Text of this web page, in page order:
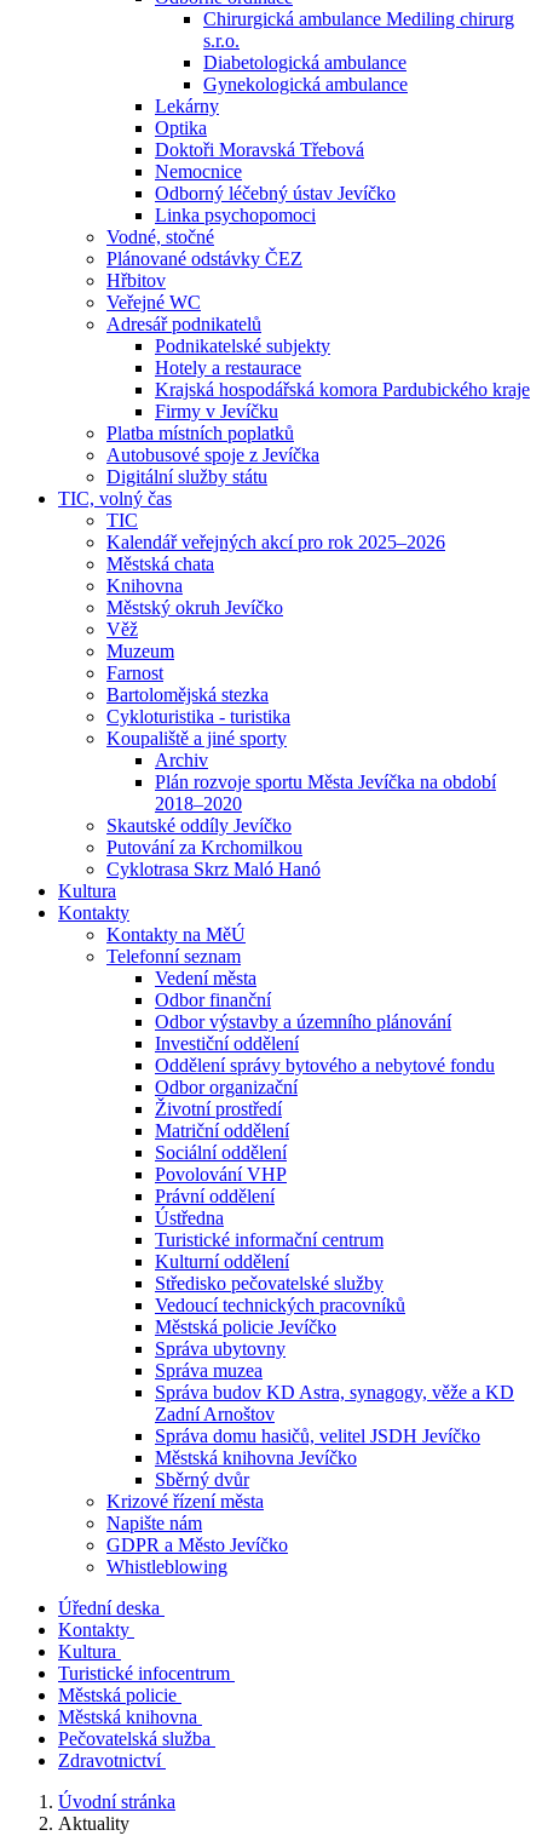
Chirurgická ambulance Mediling chirurg
s.r.o.
Diabetologická ambulance
Gynekologická ambulance
Lekárny
Optika
Doktoři Moravská Třebová
Nemocnice
Odborný léčebný ústav Jevíčko
Linka psychopomoci
Vodné, stočné
Plánované odstávky ČEZ
Hřbitov
Veřejné WC
Adresář podnikatelů
Podnikatelské subjekty
Hotely a restaurace
Krajská hospodářská komora Pardubického kraje
Firmy v Jevíčku
Platba místních poplatků
Autobusové spoje z Jevíčka
Digitální služby státu
TIC, volný čas
TIC
Kalendář veřejných akcí pro rok 2025–2026
Městská chata
Knihovna
Městský okruh Jevíčko
Věž
Muzeum
Farnost
Bartolomějská stezka
Cykloturistika - turistika
Koupaliště a jiné sporty
Archiv
Plán rozvoje sportu Města Jevíčka na období
2018–2020
Skautské oddíly Jevíčko
Putování za Krchomilkou
Cyklotrasa Skrz Maló Hanó
Kultura
Kontakty
Kontakty na MěÚ
Telefonní seznam
Vedení města
Odbor finanční
Odbor výstavby a územního plánování
Investiční oddělení
Oddělení správy bytového a nebytové fondu
Odbor organizační
Životní prostředí
Matriční oddělení
Sociální oddělení
Povolování VHP
Právní oddělení
Ústředna
Turistické informační centrum
Kulturní oddělení
Středisko pečovatelské služby
Vedoucí technických pracovníků
Městská policie Jevíčko
Správa ubytovny
Správa muzea
Správa budov KD Astra, synagogy, věže a KD
Zadní Arnoštov
Správa domu hasičů, velitel JSDH Jevíčko
Městská knihovna Jevíčko
Sběrný dvůr
Krizové řízení města
Napište nám
GDPR a Město Jevíčko
Whistleblowing
Úřední deska
Kontakty
Kultura
Turistické infocentrum
Městská policie
Městská knihovna
Pečovatelská služba
Zdravotnictví
Úvodní stránka
Aktuality